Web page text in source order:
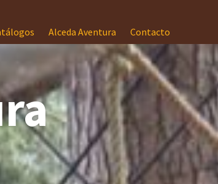
Alceda Aventura Contacto